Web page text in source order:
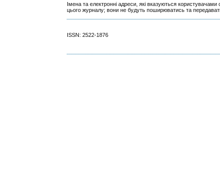
Імена та електронні адреси, які вказуються
цього журналу; вони не будуть поширюватись та
ISSN: 2522-1876